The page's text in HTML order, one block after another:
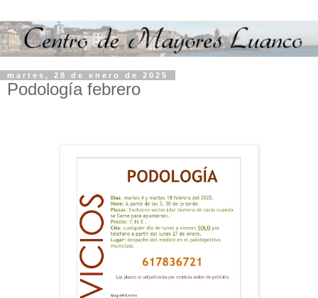
martes, 28 de enero de 2025
Podología febrero